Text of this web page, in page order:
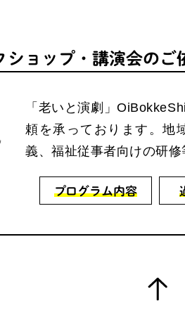
ショップ・ 講演会のご
「老いと演劇」
頼を承っております。地
義、福祉従事者向けの研修
プログラム内容